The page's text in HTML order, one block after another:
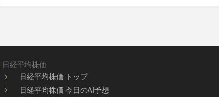
日経平均株価
日経平均株価 トップ
日経平均株価 今日のAI予想